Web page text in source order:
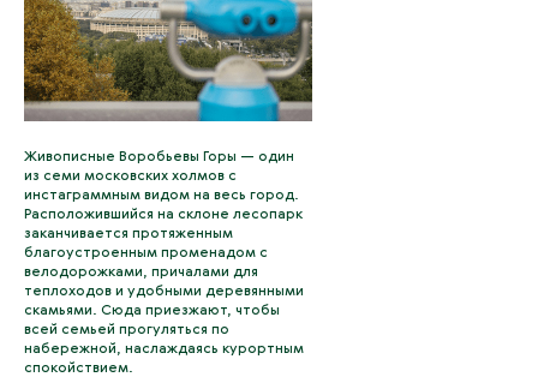
Живописные Воробьевы Горы — один
из семи московских холмов с
инстаграммным видом на весь город.
Расположившийся на склоне лесопарк
заканчивается протяженным
благоустроенным променадом с
велодорожками, причалами для
теплоходов и удобными деревянными
скамьями. Сюда приезжают, чтобы
всей семьей прогуляться по
набережной, наслаждаясь курортным
спокойствием.